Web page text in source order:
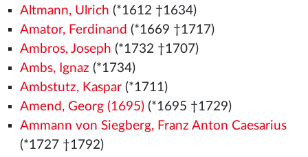
Altmann, Ulrich (*1612 †1634)
Amator, Ferdinand (*1669 †1717)
Ambros, Joseph (*1732 †1707)
Ambs, Ignaz (*1734)
Ambstutz, Kaspar(*1711)
Amend, Georg (1695)(*1695 †1729)
Ammann von Siegberg, Franz Anton Caesarius
(*1727 †1792)